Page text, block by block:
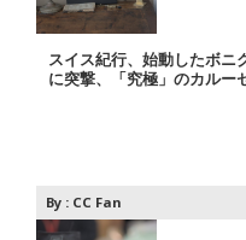
スイス紀行、始動したボニ
に突撃、「究極」のカルー
By : CC Fan